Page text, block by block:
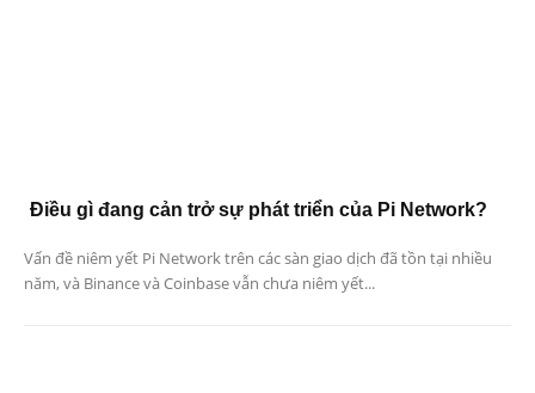
Điều gì đang cản trở sự phát triển của Pi Network?
Vấn đề niêm yết Pi Network trên các sàn giao dịch đã tồn tại nhiều
năm, và Binance và Coinbase vẫn chưa niêm yết...